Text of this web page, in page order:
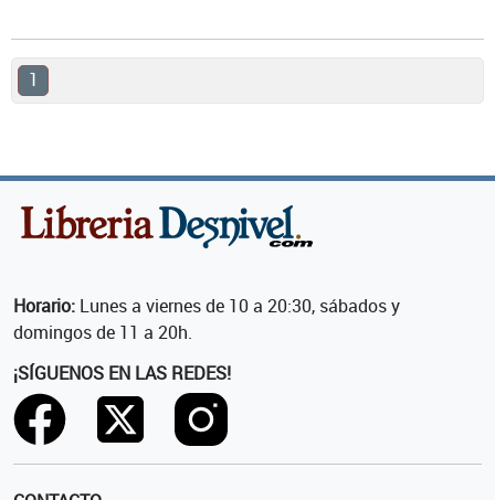
1
Horario: Lunes a viernes de 10 a 20:30, sábados y
domingos de 11 a 20h.
¡SÍGUENOS EN LAS REDES!